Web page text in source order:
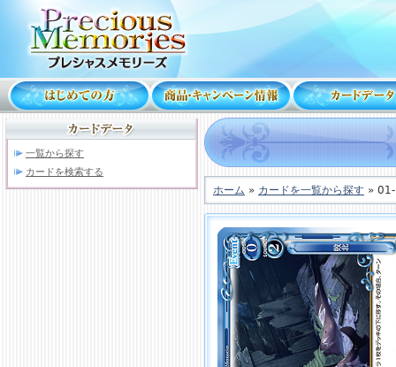
一覧から探す
カードを検索する
ホーム » カードを一覧から探す »